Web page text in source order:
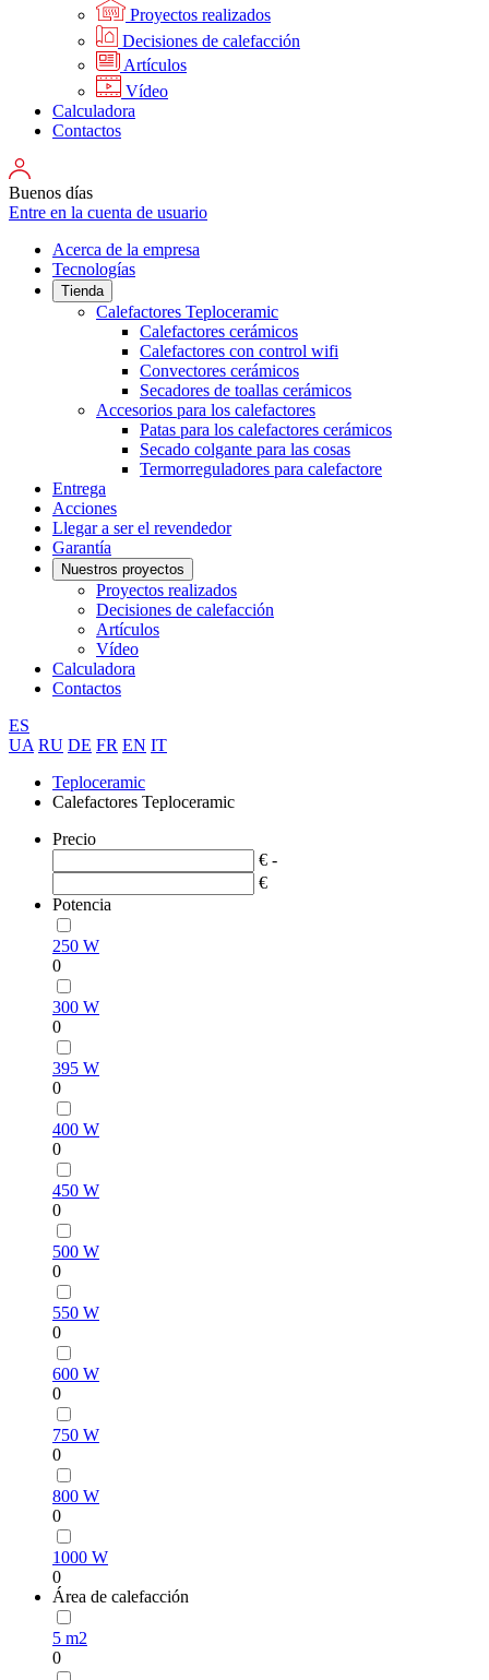
Proyectos realizados
Decisiones de calefacción
Artículos
Vídeo
Calculadora
Contactos
Buenos días
Entre en la cuenta de usuario
Acerca de la empresa
Tecnologías
Tienda
Calefactores Teploceramic
Calefactores cerámicos
Calefactores con control wifi
Convectores cerámicos
Secadores de toallas cerámicos
Accesorios para los calefactores
Patas para los calefactores cerámicos
Secado colgante para las cosas
Termorreguladores para calefactore
Entrega
Acciones
Llegar a ser el revendedor
Garantía
Nuestros proyectos
Proyectos realizados
Decisiones de calefacción
Artículos
Vídeo
Calculadora
Contactos
ES
UA RU DE FR EN IT
Teploceramic
Calefactores Teploceramic
Precio
€ -
€
Potencia
250 W
0
300 W
0
395 W
0
400 W
0
450 W
0
500 W
0
550 W
0
600 W
0
750 W
0
800 W
0
1000 W
0
Área de calefacción
5 m2
0